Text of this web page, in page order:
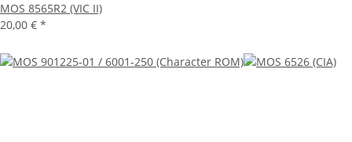
MOS 8565R2 (VIC II)
20,00 € *